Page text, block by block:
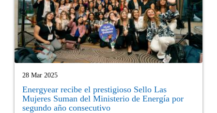
28 Mar 2025
Energyear recibe el prestigioso Sello Las
Mujeres Suman del Ministerio de Energía por
segundo año consecutivo